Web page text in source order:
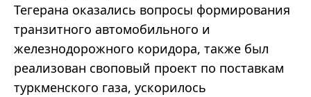
Тегерана оказались вопросы формирования
транзитного автомобильного и
железнодорожного коридора, также был
реализован своповый проект по поставкам
туркменского газа, ускорилось